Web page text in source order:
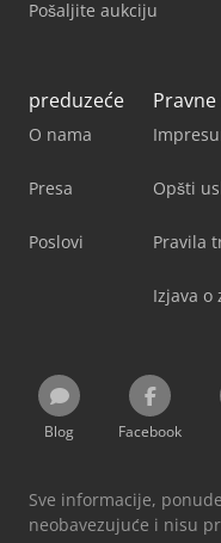
Pošaljite aukciju
preduzeće
O nama
Presa
Poslovi
Opšti
Pravila
Izjava o
Blog Facebook
Sve informacije,
neobavezujuće i nisu